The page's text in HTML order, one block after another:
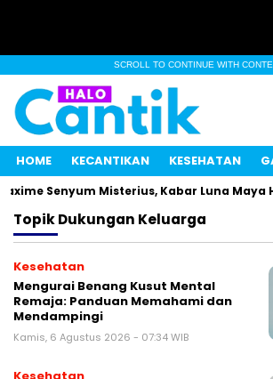
SCROLL TO CONTINUE WITH
HOME KECANTIKAN KESEHATAN
Senyum Misterius, Kabar Luna Maya
TopikDukungan Keluarga
Kesehatan
Mengurai Benang Kusut Mental
Remaja: Panduan Memahami dan
Mendampingi
Kamis, 6 Agustus 2026 - 07:34 WIB